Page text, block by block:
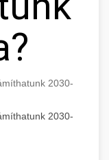
2030-
2030-